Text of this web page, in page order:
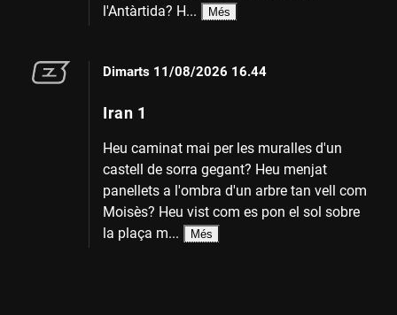
l'Antàrtida? H...
Més
Dimarts 11/08/2026 16.44
Iran 1
Heu caminat mai per les muralles d'un
castell de sorra gegant? Heu menjat
panellets a l'ombra d'un arbre tan vell com
Moisès? Heu vist com es pon el sol sobre
la plaça m...
Més